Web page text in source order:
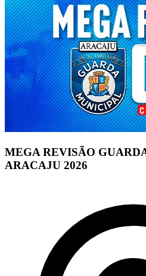
MEGA REVISÃO
ARACAJU 2026